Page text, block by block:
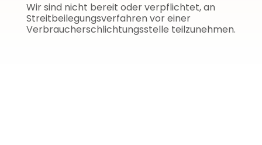
Wir sind nicht bereit oder verpflichtet, an
Streitbeilegungsverfahren vor einer
Verbraucherschlichtungsstelle teilzunehmen.